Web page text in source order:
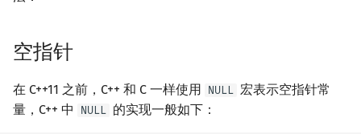
空指针
在 C++11 之前，C++ 和 C 一样使用 NULL 宏表示空指针常
量，C++ 中
NULL 的实现一般如下：